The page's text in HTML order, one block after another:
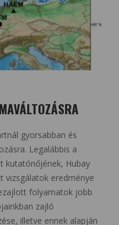
gyorsabban és
Legalábbis a
kutatónőjének, Hubay
vizsgálatok eredménye
folyamatok jobb
zajló
illetve ennek alapján